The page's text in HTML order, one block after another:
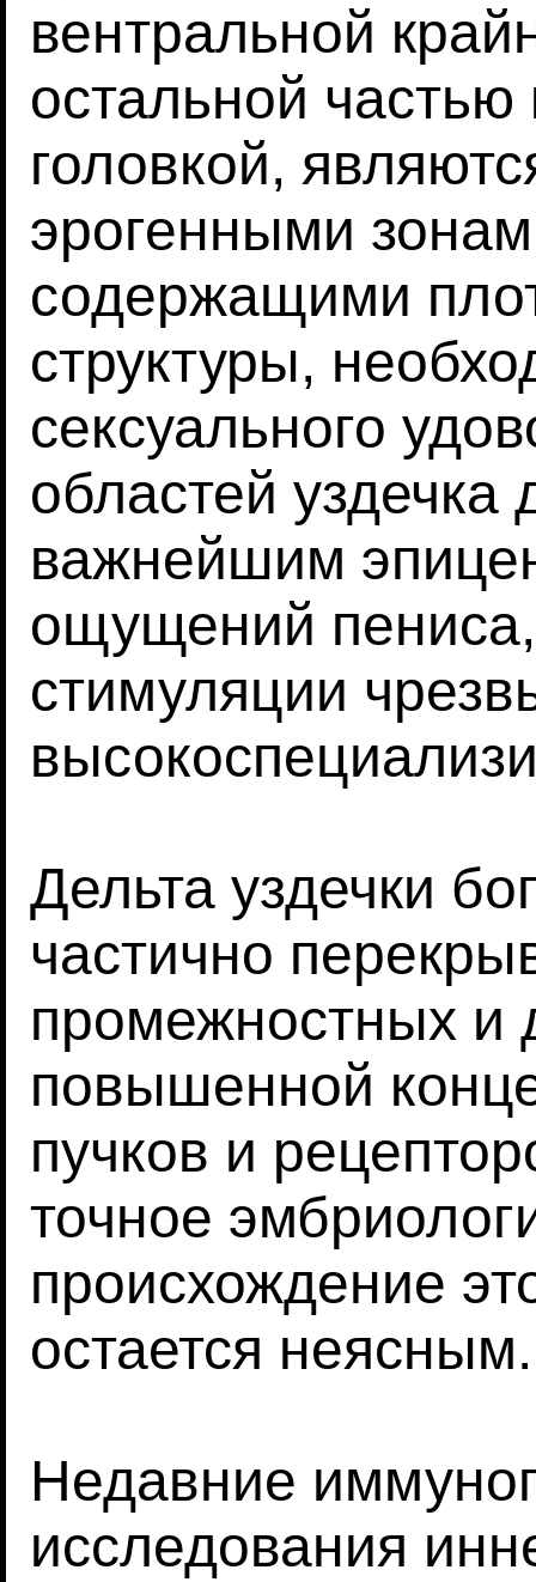
вентральной
остальной
головкой,
эрогенными
содержащими
структуры,
сексуального
областей уздечка
важнейшим
ощущений
стимуляции
Дельта уздечки
частично
промежностных и
повышенной
пучков и
точное
происхождение
остается неясным.
Недавние
исследования